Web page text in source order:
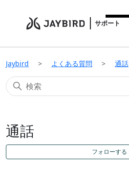
サポート
Jaybird よくある質問 通話
通話
フォローする